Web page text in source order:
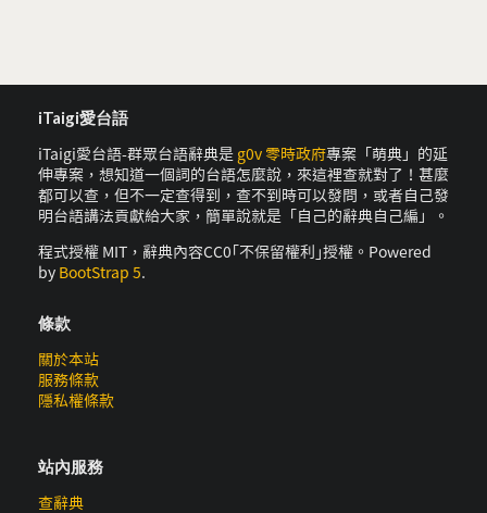
iTaigi愛台語
iTaigi愛台語-群眾台語辭典是 g0v 零時政府專案「萌典」的延
伸專案，想知道一個詞的台語怎麼說，來這裡查就對了！甚麼
都可以查，但不一定查得到，查不到時可以發問，或者自己發
明台語講法貢獻給大家，簡單說就是「自己的辭典自己編」。
程式授權 MIT，辭典內容CC0｢不保留權利｣授權。Powered
by BootStrap 5.
條款
關於本站
服務條款
隱私權條款
站內服務
查辭典